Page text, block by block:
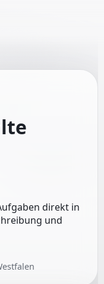
direkt in
und